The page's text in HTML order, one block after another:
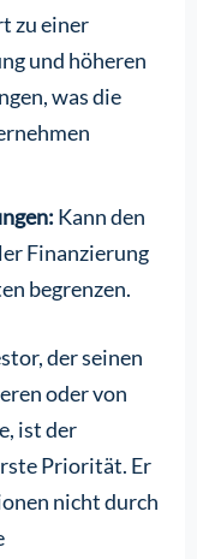
zu einer
und höheren
was die
Kann den
Finanzierung
begrenzen.
der seinen
oder von
ist der
Priorität. Er
nicht durch